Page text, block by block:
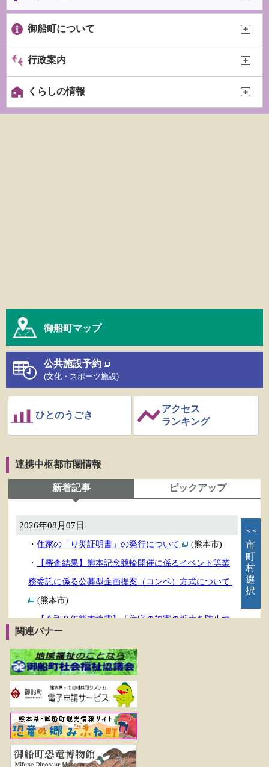
御船町について
行政案内
くらしの情報
御船町マップ
公共施設予約
(文化・スポーツ施設)
ひとのうごき
アクセス
ランキング
連携中枢都市圏情報
関連バナー